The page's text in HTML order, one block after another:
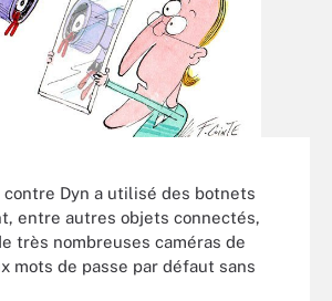
contre Dyn a utilisé des botnets
entre autres objets connectés,
très nombreuses caméras de
mots de passe par défaut sans